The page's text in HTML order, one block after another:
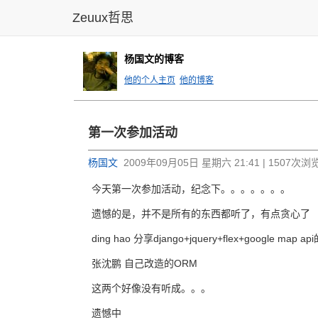
Zeuux哲思
杨国文的博客
他的个人主页 他的博客
第一次参加活动
杨国文 2009年09月05日 星期六 21:41 | 1507次浏
今天第一次参加活动，纪念下。。。。。。。
遗憾的是，并不是所有的东西都听了，有点贪心了
ding hao 分享django+jquery+flex+google map api
张沈鹏 自己改造的ORM
这两个好像没有听成。。。
遗憾中